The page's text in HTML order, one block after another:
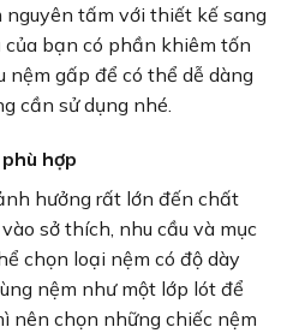
tấm với thiết kế sang
của bạn có phần khiêm tốn
gấp để có thể dễ dàng
cần sử dụng nhé.
hợp
hưởng rất lớn đến chất
sở thích, nhu cầu và mục
chọn loại nệm có độ dày
nệm như một lớp lót để
nên chọn những chiếc nệm